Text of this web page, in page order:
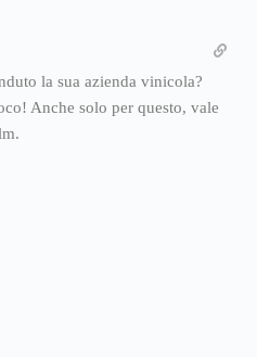
la sua azienda vinicola?
Anche solo per questo, vale